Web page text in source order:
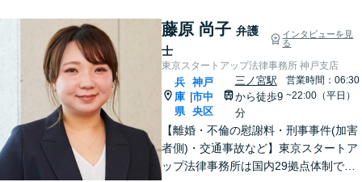
まで豊富な経験と解決実績！
窃盗・詐欺・暴行・傷害・痴
漢・盗撮・薬物犯罪など幅広
い分野に対応可能です！
藤原 尚子 弁護
士
インタビューを見
る
東京スタートアップ法律事務所 神戸支店
兵
庫
県
神戸
市中
央区
三ノ宮駅
から徒歩9
分
営業時間：06:30
~22:00（平日）
【離婚・不倫の慰謝料・刑事事件(加害
者側)・交通事故など】東京スタートア
ップ法律事務所は国内29拠点体制で全